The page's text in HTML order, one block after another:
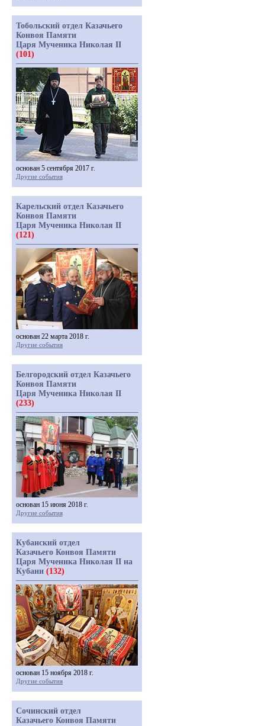
Тобольский отдел Казачьего
Конвоя Памяти
Царя Мученика Николая II
(101)
основан 5 сентября 2017 г.
Другие события
Карельский отдел Казачьего
Конвоя Памяти
Царя Мученика Николая II
(121)
основан 22 марта 2018 г.
Другие события
Белгородский отдел Казачьего
Конвоя Памяти
Царя Мученика Николая II
(233)
основан 15 июня 2018 г.
Другие события
Кубанский отдел
Казачьего Конвоя Памяти
Царя Мученика Николая II на
Кубани (132)
основан 15 ноября 2018 г.
Другие события
Сочинский отдел
Казачьего Конвоя Памяти